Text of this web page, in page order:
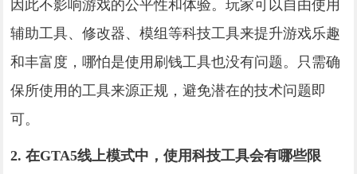
因此不影响游戏的公平性和体验。玩家可以自由使用
辅助工具、修改器、模组等科技工具来提升游戏乐趣
和丰富度，哪怕是使用刷钱工具也没有问题。只需确
保所使用的工具来源正规，避免潜在的技术问题即
可。
2. 在GTA5线上模式中，使用科技工具会有哪些限